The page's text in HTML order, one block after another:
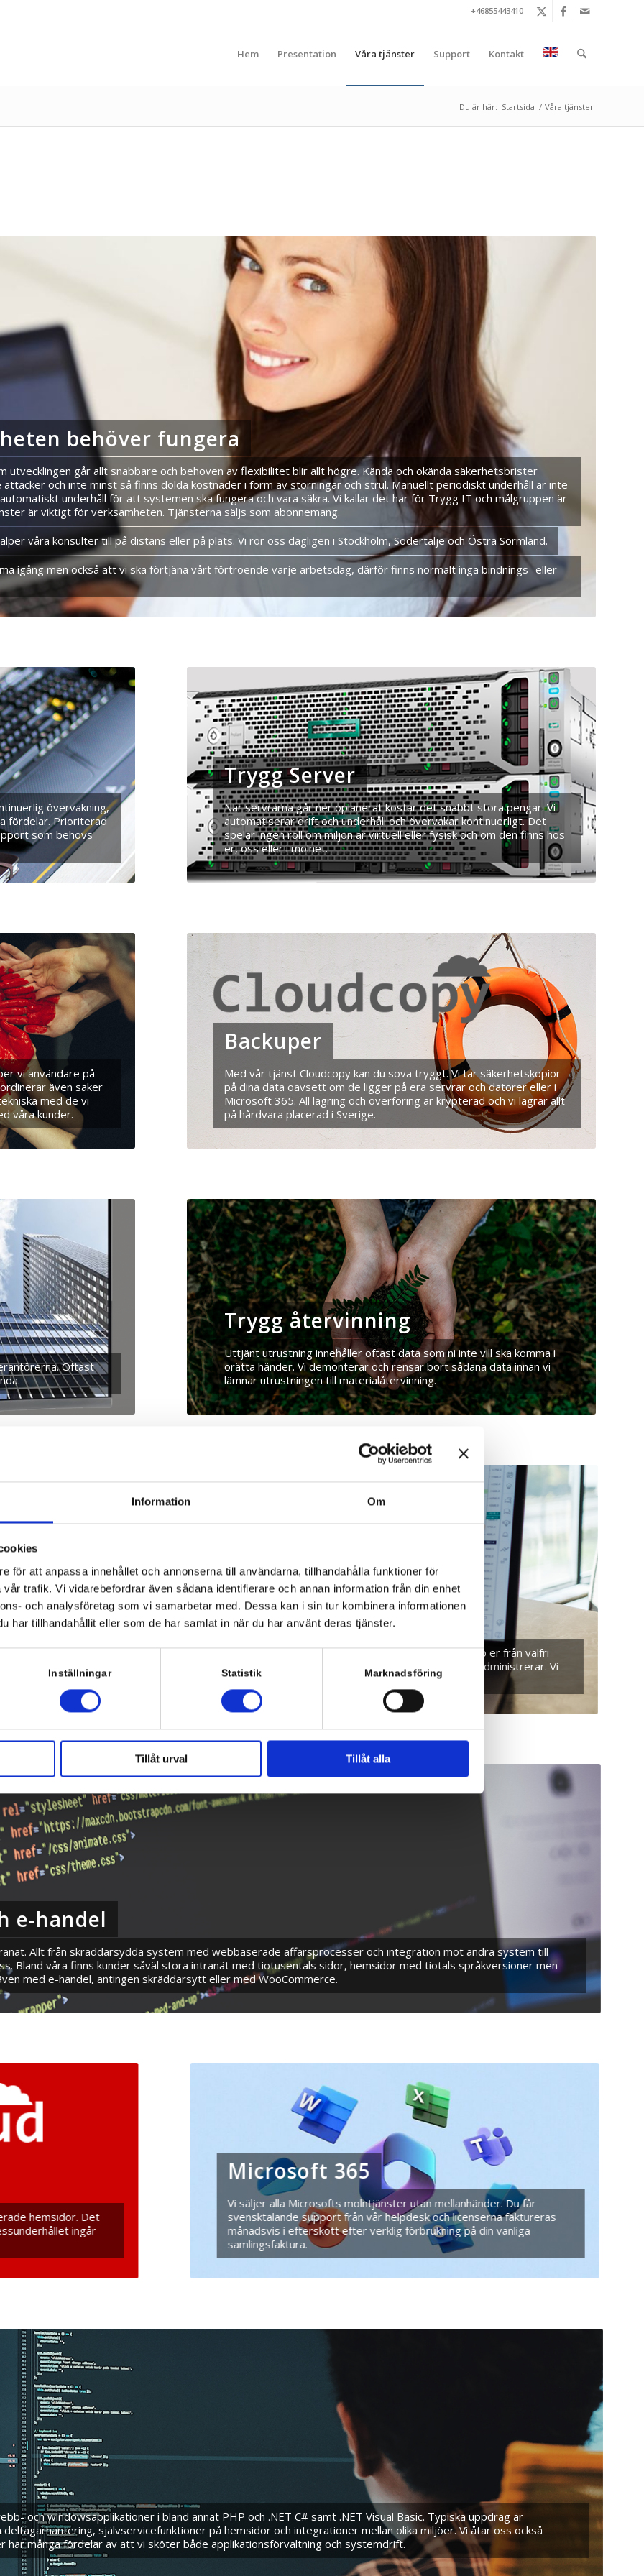
Information Om
för att anpassa innehållet och annonserna till användarna, tillhandahålla funktioner för
trafik. Vi vidarebefordrar även sådana identifierare och annan information från din enhet
och analysföretag som vi samarbetar med. Dessa kan i sin tur kombinera informationen
har tillhandahållit eller som de har samlat in när du har använt deras tjänster.
Inställningar Statistik Marknadsföring
Tillåt urval Tillåt alla
+46855443410
Hem Presentation Våra tjänster Support Kontakt
Du är här: Startsida / Våra tjänster
behöver fungera
går allt snabbare och behoven av flexibilitet blir allt högre. Kända och okända säkerhetsbrister
och inte minst så finns dolda kostnader i form av störningar och strul. Manuellt periodiskt underhåll är inte
underhåll för att systemen ska fungera och vara säkra. Vi kallar det här för Trygg IT och målgruppen är
är viktigt för verksamheten. Tjänsterna säljs som abonnemang.
våra konsulter till på distans eller på plats. Vi rör oss dagligen i Stockholm, Södertälje och Östra Sörmland.
igång men också att vi ska förtjäna vårt förtroende varje arbetsdag, därför finns normalt inga bindnings- eller
övervakning,
fördelar. Prioriterad
som behövs
Trygg Server
När servrarna går ner oplanerat kostar det snabbt stora pengar. Vi
automatiserar drift och underhåll och övervakar kontinuerligt. Det
spelar ingen roll om miljön är virtuell eller fysisk och om den finns hos
er, oss eller i molnet.
vi användare på
även saker
med de vi
våra kunder.
Backuper
Med vår tjänst Cloudcopy kan du sova tryggt. Vi tar säkerhetskopior
på dina data oavsett om de ligger på era servrar och datorer eller i
Microsoft 365. All lagring och överföring är krypterad och vi lagrar allt
på hårdvara placerad i Sverige.
Oftast
Trygg återvinning
Uttjänt utrustning innehåller oftast data som ni inte vill ska komma i
orätta händer. Vi demonterar och rensar bort sådana data innan vi
lämnar utrustningen till materialåtervinning.
Det är rationellt, effektivt, driftsäkert och fungerar för de allra flesta tillämpningar. Ni kopplar upp er från valfri
Vi levererar tjänsterna från vårt datacenter i Södertälje på hårdvara som vi själva äger och administrerar. Vi
värme som alstras kyls bort med vatten från Mälaren.
e-handel
Allt från skräddarsydda system med webbaserade affärsprocesser och integration mot andra system till
Bland våra finns kunder såväl stora intranät med tiotusentals sidor, hemsidor med tiotals språkversioner men
med e-handel, antingen skräddarsytt eller med WooCommerce.
hemsidor. Det
ingår
Microsoft 365
Vi säljer alla Microsofts molntjänster utan mellanhänder. Du får
svensktalande support från vår helpdesk och licenserna faktureras
månadsvis i efterskott efter verklig förbrukning på din vanliga
samlingsfaktura.
och windowsapplikationer i bland annat PHP och .NET C# samt .NET Visual Basic. Typiska uppdrag är
självservicefunktioner på hemsidor och integrationer mellan olika miljöer. Vi åtar oss också
många fördelar av att vi sköter både applikationsförvaltning och systemdrift.